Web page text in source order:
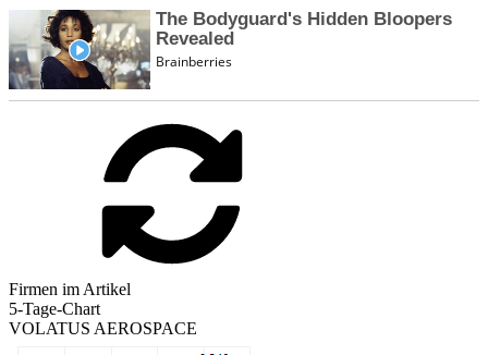
Firmen im Artikel
5-Tage-Chart
VOLATUS AEROSPACE